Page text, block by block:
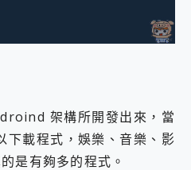
架構所開發出來，當
下載程式，娛樂、音樂、影
是有夠多的程式。